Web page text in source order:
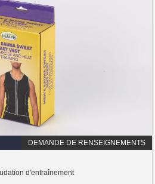
DEMANDE DE RENSEIGNEMENTS
d'entraînement